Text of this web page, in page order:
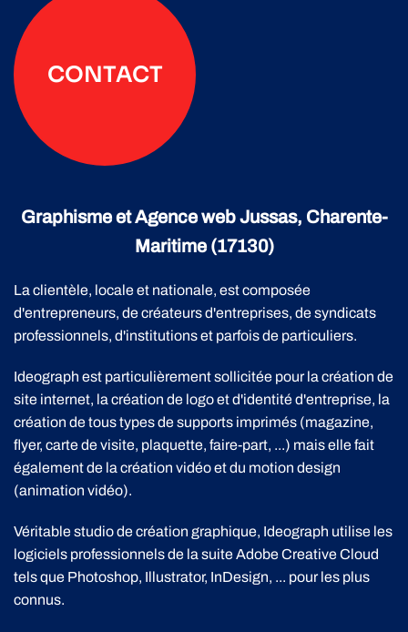
CONTACT
Graphisme et Agence web Jussas, Charente-
Maritime (17130)
La clientèle, locale et nationale, est composée
d'entrepreneurs, de créateurs d'entreprises, de syndicats
professionnels, d'institutions et parfois de particuliers.
Ideograph est particulièrement sollicitée pour la création de
site internet, la création de logo et d'identité d'entreprise, la
création de tous types de supports imprimés (magazine,
flyer, carte de visite, plaquette, faire-part, ...) mais elle fait
également de la création vidéo et du motion design
(animation vidéo).
Véritable studio de création graphique, Ideograph utilise les
logiciels professionnels de la suite Adobe Creative Cloud
tels que Photoshop, Illustrator, InDesign, ... pour les plus
connus.